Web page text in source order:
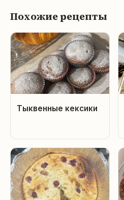
Похожие рецепты
Тыквенные кексики